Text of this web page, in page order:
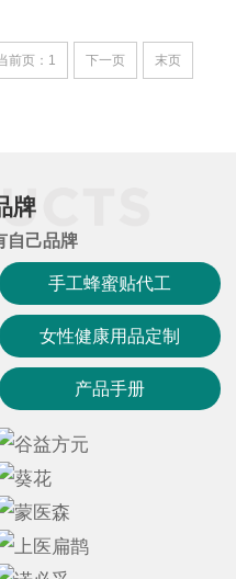
前页：1 下一页 末页
牌
自己品牌
手工蜂蜜贴代工
女性健康用品定制
产品手册